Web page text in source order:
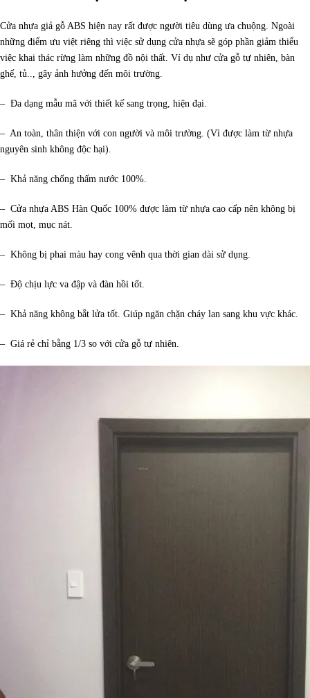
Cửa nhựa giả gỗ ABS hiện nay rất được người tiêu dùng ưa chuộng. Ngoài
những điểm ưu việt riêng thì việc sử dụng cửa nhựa sẽ góp phần giảm thiểu
việc khai thác rừng làm những đồ nội thất. Ví dụ như cửa gỗ tự nhiên, bàn
ghế, tủ.., gây ảnh hưởng đến môi trường.
– Đa dạng mẫu mã với thiết kế sang trọng, hiện đại.
– An toàn, thân thiện với con người và môi trường. (Vì được làm từ nhựa
nguyên sinh không độc hại).
– Khả năng chống thấm nước 100%.
– Cửa nhựa ABS Hàn Quốc 100% được làm từ nhựa cao cấp nên không bị
mối mọt, mục nát.
– Không bị phai màu hay cong vênh qua thời gian dài sử dụng.
– Độ chịu lực va đập và đàn hồi tốt.
– Khả năng không bắt lửa tốt. Giúp ngăn chặn cháy lan sang khu vực khác.
– Giá rẻ chỉ bằng 1/3 so với cửa gỗ tự nhiên.